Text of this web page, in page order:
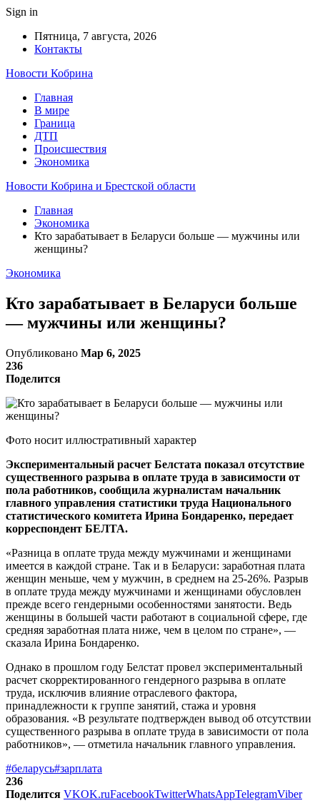
Sign in
Пятница, 7 августа, 2026
Контакты
Новости Кобрина
Главная
В мире
Граница
ДТП
Происшествия
Экономика
Новости Кобрина и Брестской области
Главная
Экономика
Кто зарабатывает в Беларуси больше — мужчины или
женщины?
Экономика
Кто зарабатывает в Беларуси больше
— мужчины или женщины?
Опубликовано Мар 6, 2025
236
Поделится
Фото носит иллюстративный характер
Экспериментальный расчет Белстата показал отсутствие
существенного разрыва в оплате труда в зависимости от
пола работников, сообщила журналистам начальник
главного управления статистики труда Национального
статистического комитета Ирина Бондаренко, передает
корреспондент БЕЛТА.
«Разница в оплате труда между мужчинами и женщинами
имеется в каждой стране. Так и в Беларуси: заработная плата
женщин меньше, чем у мужчин, в среднем на 25-26%. Разрыв
в оплате труда между мужчинами и женщинами обусловлен
прежде всего гендерными особенностями занятости. Ведь
женщины в большей части работают в социальной сфере, где
средняя заработная плата ниже, чем в целом по стране», —
сказала Ирина Бондаренко.
Однако в прошлом году Белстат провел экспериментальный
расчет скорректированного гендерного разрыва в оплате
труда, исключив влияние отраслевого фактора,
принадлежности к группе занятий, стажа и уровня
образования. «В результате подтвержден вывод об отсутствии
существенного разрыва в оплате труда в зависимости от пола
работников», — отметила начальник главного управления.
#беларусь#зарплата
236
Поделится VKOK.ruFacebookTwitterWhatsAppTelegramViber